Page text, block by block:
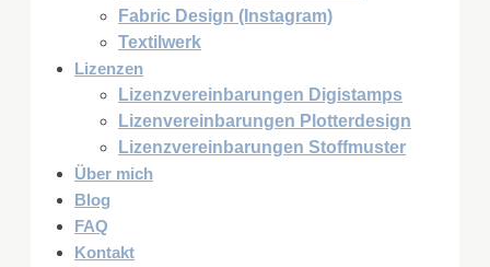
Fabric Design (Instagram)
Textilwerk
Lizenzen
Lizenzvereinbarungen Digistamps
Lizenvereinbarungen Plotterdesign
Lizenzvereinbarungen Stoffmuster
Über mich
Blog
FAQ
Kontakt